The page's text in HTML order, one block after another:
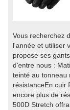
Vous recherchez
l'année et utiliser
propose ses
d'entre nous :
teinté au tonneau
résistanceEn cuir
encore plus de
500D Stretch